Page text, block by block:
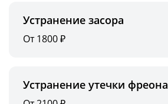
Устранение засора
От 1800 ₽
Устранение утечки фреона